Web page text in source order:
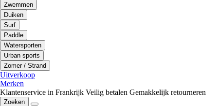
Zwemmen
Duiken
Surf
Paddle
Watersporten
Urban sports
Zomer / Strand
Uitverkoop
Merken
Klantenservice in Frankrijk Veilig betalen Gemakkelijk retourneren
Zoeken